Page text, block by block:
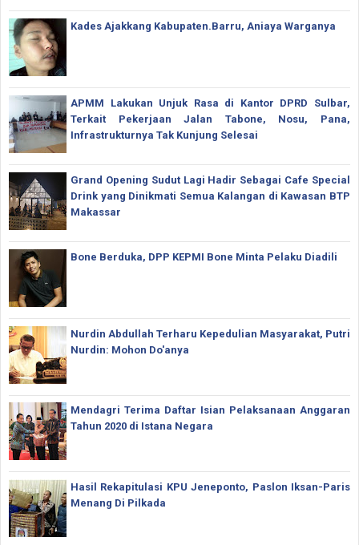
Kades Ajakkang Kabupaten.Barru, Aniaya Warganya
APMM Lakukan Unjuk Rasa di Kantor DPRD Sulbar,
Terkait Pekerjaan Jalan Tabone, Nosu, Pana,
Infrastrukturnya Tak Kunjung Selesai
Grand Opening Sudut Lagi Hadir Sebagai Cafe Special
Drink yang Dinikmati Semua Kalangan di Kawasan BTP
Makassar
Bone Berduka, DPP KEPMI Bone Minta Pelaku Diadili
Nurdin Abdullah Terharu Kepedulian Masyarakat, Putri
Nurdin: Mohon Do'anya
Mendagri Terima Daftar Isian Pelaksanaan Anggaran
Tahun 2020 di Istana Negara
Hasil Rekapitulasi KPU Jeneponto, Paslon Iksan-Paris
Menang Di Pilkada